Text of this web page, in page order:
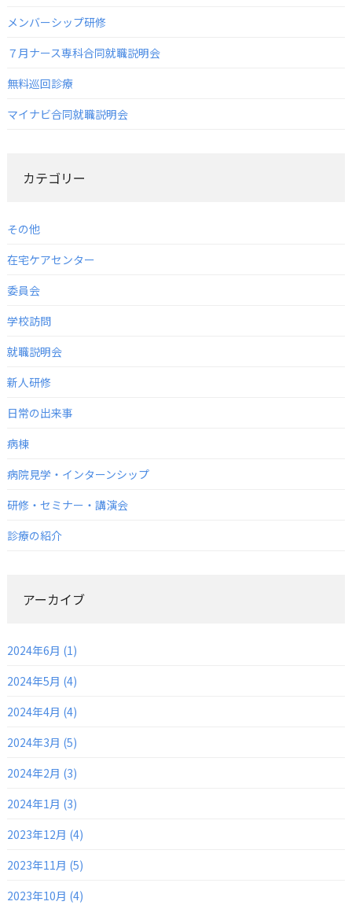
メンバーシップ研修
７月ナース専科合同就職説明会
無料巡回診療
マイナビ合同就職説明会
カテゴリー
その他
在宅ケアセンター
委員会
学校訪問
就職説明会
新人研修
日常の出来事
病棟
病院見学・インターンシップ
研修・セミナー・講演会
診療の紹介
アーカイブ
2024年6月 (1)
2024年5月 (4)
2024年4月 (4)
2024年3月 (5)
2024年2月 (3)
2024年1月 (3)
2023年12月 (4)
2023年11月 (5)
2023年10月 (4)